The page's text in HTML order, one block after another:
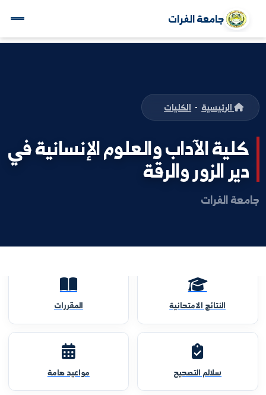
جامعة الفرات
الرئيسية-الكليات
الآداب والعلوم الإنسانية في
الزور والرقة
النتائج الامتحانية المقررات